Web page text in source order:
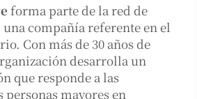
forma parte de la red de
compañía referente en el
Con más de 30 años de
desarrolla un
que responde a las
personas mayores en